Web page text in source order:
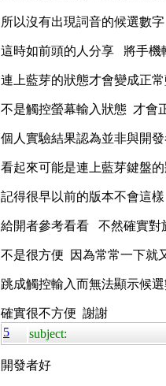
所以沒有出現詞音的候選數字
這時如前頭的人分享 將手機
連上藍芽的狀態才會變成正
不是觸控螢幕輸入狀態 才會
個人實驗結果認為並非與開
看起來可能是連上藍芽鍵盤
記得很早以前的版本不會這樣
給開者參考看看 不然確實對
不是很方便 因為常常一下就
跳成觸控輸入而無法顯示候
確實很不方便 謝謝
5 subject:
開發者好